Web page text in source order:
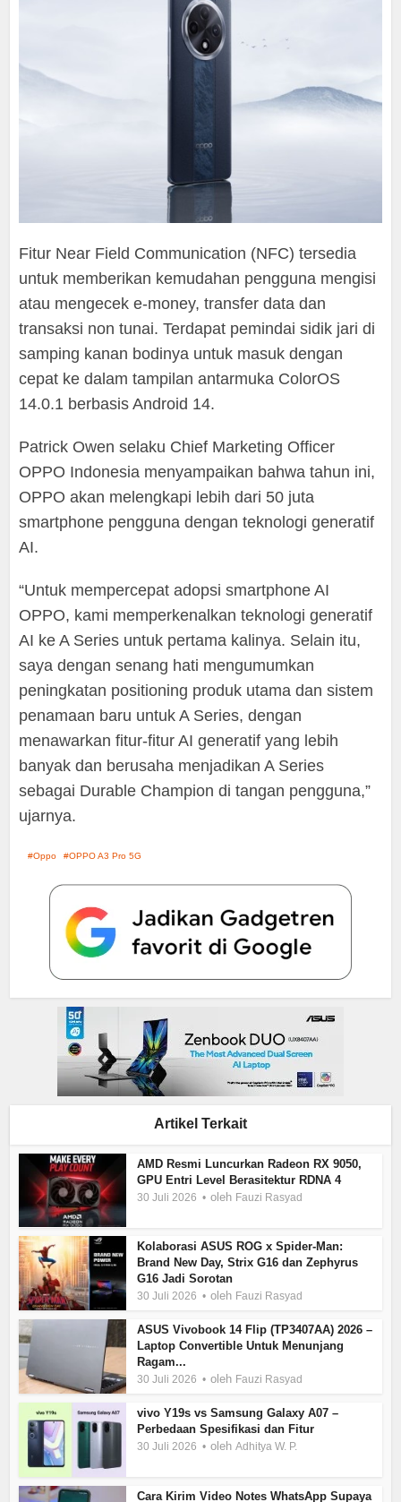
Fitur Near Field Communication (NFC) tersedia
untuk memberikan kemudahan pengguna mengisi
atau mengecek e-money, transfer data dan
transaksi non tunai. Terdapat pemindai sidik jari di
samping kanan bodinya untuk masuk dengan
cepat ke dalam tampilan antarmuka ColorOS
14.0.1 berbasis Android 14.
Patrick Owen selaku Chief Marketing Officer
OPPO Indonesia menyampaikan bahwa tahun ini,
OPPO akan melengkapi lebih dari 50 juta
smartphone pengguna dengan teknologi generatif
AI.
“Untuk mempercepat adopsi smartphone AI
OPPO, kami memperkenalkan teknologi generatif
AI ke A Series untuk pertama kalinya. Selain itu,
saya dengan senang hati mengumumkan
peningkatan positioning produk utama dan sistem
penamaan baru untuk A Series, dengan
menawarkan fitur-fitur AI generatif yang lebih
banyak dan berusaha menjadikan A Series
sebagai Durable Champion di tangan pengguna,”
ujarnya.
Oppo OPPO A3 Pro 5G
Artikel Terkait
AMD Resmi Luncurkan Radeon RX 9050,
GPU Entri Level Berasitektur RDNA 4
30 Juli 2026 oleh Fauzi Rasyad
Kolaborasi ASUS ROG x Spider-Man:
Brand New Day, Strix G16 dan Zephyrus
G16 Jadi Sorotan
30 Juli 2026 oleh Fauzi Rasyad
ASUS Vivobook 14 Flip (TP3407AA) 2026 –
Laptop Convertible Untuk Menunjang
Ragam...
30 Juli 2026 oleh Fauzi Rasyad
vivo Y19s vs Samsung Galaxy A07 –
Perbedaan Spesifikasi dan Fitur
30 Juli 2026 olehAdhitya W. P.
Cara Kirim Video Notes WhatsApp Supaya